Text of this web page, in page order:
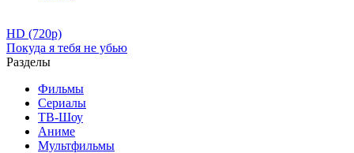
HD (720p)
Покуда я тебя не убью
Разделы
Фильмы
Сериалы
ТВ-Шоу
Аниме
Мультфильмы